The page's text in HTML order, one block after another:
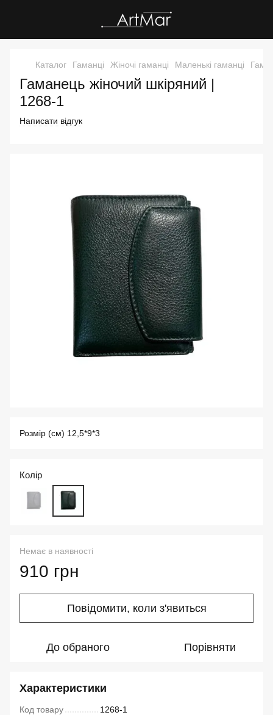
Каталог Гаманці Жіночі гаманці Маленькі гаманці
Гаманець жіночий шкіряний |
1268-1
Написати відгук
Розмір (см) 12,5*9*3
Колір
Немає в наявності
910 грн
Повідомити, коли з'явиться
До обраного Порівняти
Характеристики
Код товару 1268-1